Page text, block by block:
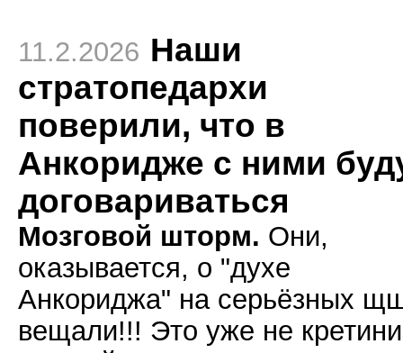
11.2.2026 Наши
стратопедархи
поверили, что в
Анкоридже с ними
договариваться
Мозговой шторм. Они,
оказывается, о "духе
Анкориджа" на серьёзных
вещали!!! Это уже не